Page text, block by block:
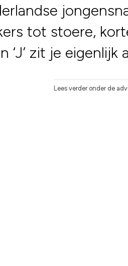
tot stoere,
‘J’ zit je eigenlijk
Lees verder onder de